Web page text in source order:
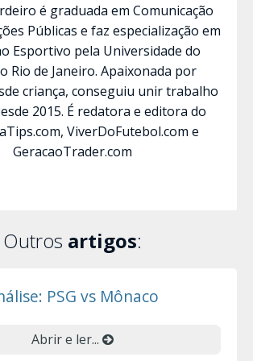
é graduada em Comunicação
Públicas e faz especialização em
Esportivo pela Universidade do
Rio de Janeiro. Apaixonada por
criança, conseguiu unir trabalho
2015. É redatora e editora do
ViverDoFutebol.com e
GeracaoTrader.com
Outros artigos:
PSG vs Mônaco
Abrir e ler...